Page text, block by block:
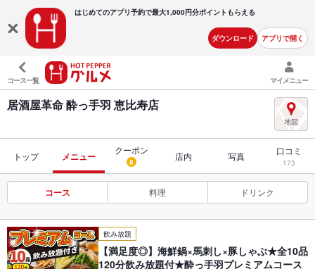
はじめてのアプリ予約で最大1,000円分ポイントもらえる
ダウンロード アプリで開く
コース一覧 マイメニュー
居酒屋革命 酔っ手羽 恵比寿店
トップ メニュー
クーポン
8 店内 写真 口コミ
173
コース 料理 ドリンク
飲み放題
【満足度◎】海鮮鍋×馬刺し×豚しゃぶ★全10品
120分飲み放題付★酔っ手羽プレミアムコース